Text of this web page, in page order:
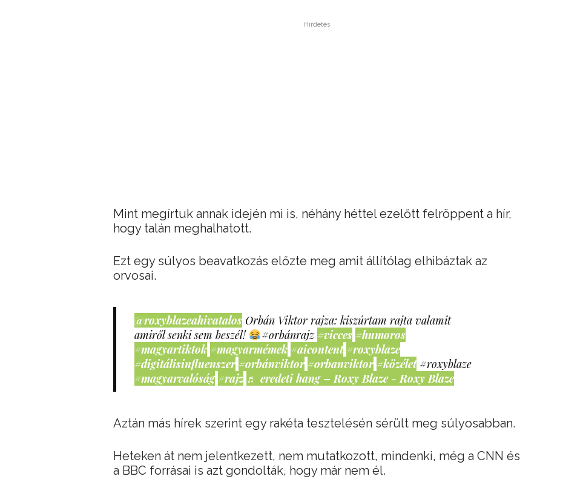
Hirdetés
Mint megírtuk annak idején mi is, néhány héttel ezelőtt felröppent a hír,
hogy talán meghalhatott.
Ezt egy súlyos beavatkozás előzte meg amit állítólag elhibáztak az
orvosai.
@roxyblazeahivatalos Orbán Viktor rajza: kiszúrtam rajta valamit
amiről senki sem beszél!
#orbánrajz #vicces #humoros
#magyartiktok #magyarmémek #aicontent #roxyblaze
#digitálisinfluenszer #orbánviktor #orbanviktor #közélet #roxyblaze
#magyarvalóság #rajz ♬ eredeti hang – Roxy Blaze - Roxy Blaze
Aztán más hírek szerint egy rakéta tesztelésén sérült meg súlyosabban.
Heteken át nem jelentkezett, nem mutatkozott, mindenki, még a CNN és
a BBC forrásai is azt gondolták, hogy már nem él.